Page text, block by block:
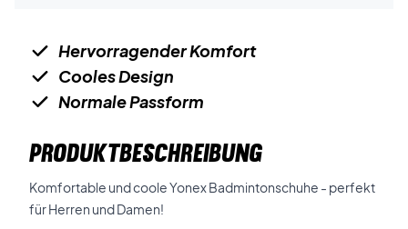
Hervorragender Komfort
Cooles Design
Normale Passform
PRODUKTBESCHREIBUNG
Komfortable und coole Yonex Badmintonschuhe - perfekt
für Herren und Damen!